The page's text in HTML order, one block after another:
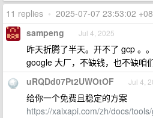
11 replies • 2025-07-07 23:53:02
sampeng Jul 4, 2025
昨天折腾了半天。开不了 gcp 。
google 大厂，不缺钱，也不缺咱
uRQDd07Pt2UWOtOF Jul 4,
给你一个免费且稳定的方案
https://xaixapi.com/zh/docs/